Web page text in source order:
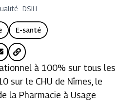
- DSIH
E-santé
à 100% sur tous les
sur le CHU de Nîmes, le
la Pharmacie à Usage